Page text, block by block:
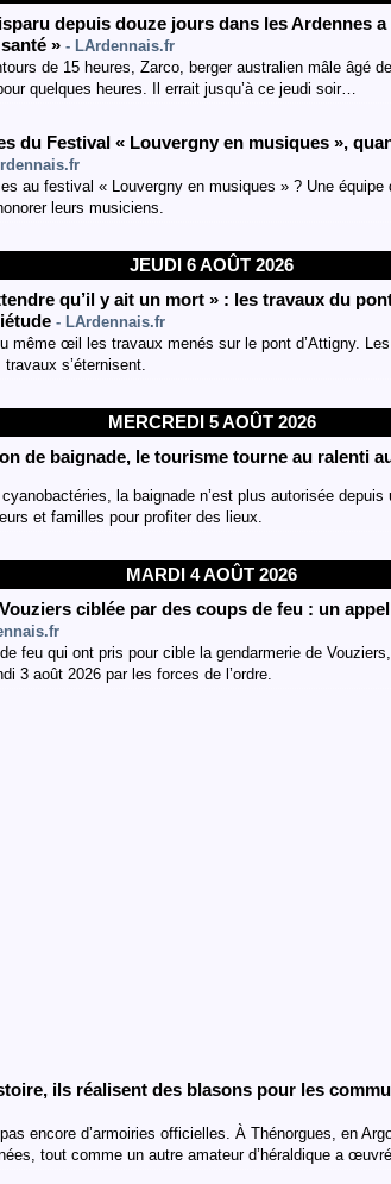
depuis douze jours dans les Ardennes
» - LArdennais.fr
de 15 heures, Zarco, berger australien mâle âgé
quelques heures. Il errait jusqu’à ce jeudi soir…
du Festival « Louvergny en musiques »,
au festival « Louvergny en musiques » ? Une
leurs musiciens.
JEUDI 6 AOÛT 2026
qu’il y ait un mort » : les travaux du
- LArdennais.fr
même œil les travaux menés sur le pont d’Attigny.
s’éternisent.
MERCREDI 5 AOÛT 2026
de baignade, le tourisme tourne au ralenti
la baignade n’est plus autorisée
et familles pour profiter des lieux.
MARDI 4 AOÛT 2026
ciblée par des coups de feu : un
feu qui ont pris pour cible la gendarmerie de
3 août 2026 par les forces de l’ordre.
ils réalisent des blasons pour les
encore d’armoiries officielles. À Thénorgues, en
tout comme un autre amateur d’héraldique a